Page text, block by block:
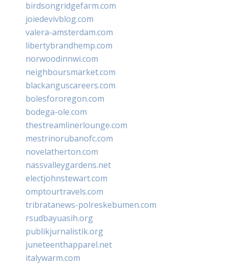
birdsongridgefarm.com
joiedevivblog.com
valera-amsterdam.com
libertybrandhemp.com
norwoodinnwi.com
neighboursmarket.com
blackanguscareers.com
bolesfororegon.com
bodega-ole.com
thestreamlinerlounge.com
mestrinorubanofc.com
novelatherton.com
nassvalleygardens.net
electjohnstewart.com
omptourtravels.com
tribratanews-polreskebumen.com
rsudbayuasih.org
publikjurnalistik.org
juneteenthapparel.net
italywarm.com